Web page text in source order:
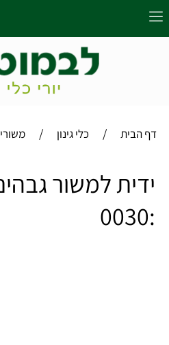
דף הבית / כלי גינון /
ידית למשור
:0030